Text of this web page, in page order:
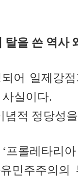
탈을 쓴 역사
어 일제강
실이다.
념적 정당성
프롤레타리
민주주의의